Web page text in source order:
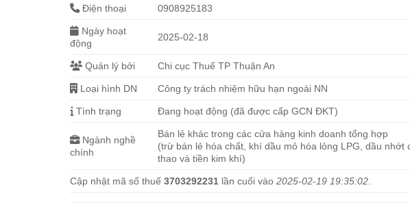
Điện thoại 0908925183
Ngày hoạt
động
2025-02-18
Quản lý bởi Chi cục Thuế TP Thuận An
Loại hình DN Công ty trách nhiệm hữu hạn ngoài NN
Tình trạng Đang hoạt động (đã được cấp GCN ĐKT)
Ngành nghề
chính
Bán lẻ khác trong các cửa hàng kinh doanh tổng hợp
(trừ bán lẻ hóa chất, khí dầu mỏ hóa lỏng LPG, dầu
thao và tiền kim khí)
Cập nhật mã số thuế 3703292231 lần cuối vào 2025-02-19 19:35:02